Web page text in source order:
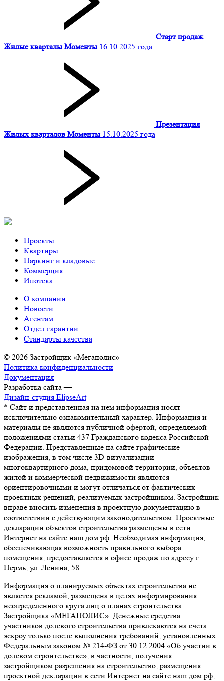
Старт продаж
Жилые кварталы Моменты 16.10.2025 года
Презентация
Жилых кварталов Моменты 15.10.2025 года
Проекты
Квартиры
Паркинг и кладовые
Коммерция
Ипотека
О компании
Новости
Агентам
Отдел гарантии
Стандарты качества
© 2026 Застройщик «Мегаполис»
Политика конфиденциальности
Документация
Разработка сайта —
Дизайн-студия ElipseArt
* Сайт и представленная на нем информация носят
исключительно ознакомительный характер. Информация и
материалы не являются публичной офертой, определяемой
положениями статьи 437 Гражданского кодекса Российской
Федерации. Представленные на сайте графические
изображения, в том числе 3D-визуализации
многоквартирного дома, придомовой территории, объектов
жилой и коммерческой недвижимости являются
ориентировочными и могут отличаться от фактических
проектных решений, реализуемых застройщиком. Застройщик
вправе вносить изменения в проектную документацию в
соответствии с действующим законодательством. Проектные
декларации объектов строительства размещены в сети
Интернет на сайте наш.дом.рф. Необходимая информация,
обеспечивающая возможность правильного выбора
помещения, предоставляется в офисе продаж по адресу г.
Пермь, ул. Ленина, 58.
Информация о планируемых объектах строительства не
является рекламой, размещена в целях информирования
неопределенного круга лиц о планах строительства
Застройщика «МЕГАПОЛИС». Денежные средства
участников долевого строительства привлекаются на счета
эскроу только после выполнения требований, установленных
Федеральным законом № 214-ФЗ от 30.12.2004 «Об участии в
долевом строительстве», в частности, получения
застройщиком разрешения на строительство, размещения
проектной декларации в сети Интернет на сайте наш.дом.рф,